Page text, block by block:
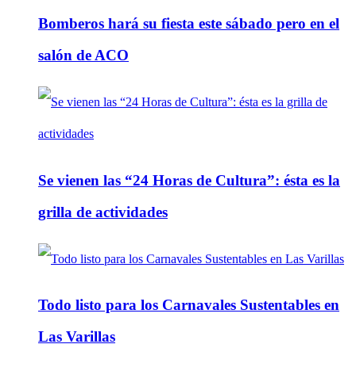
Bomberos hará su fiesta este sábado pero en el
salón de ACO
Se vienen las “24 Horas de Cultura”: ésta es la
grilla de actividades
Todo listo para los Carnavales Sustentables en
Las Varillas